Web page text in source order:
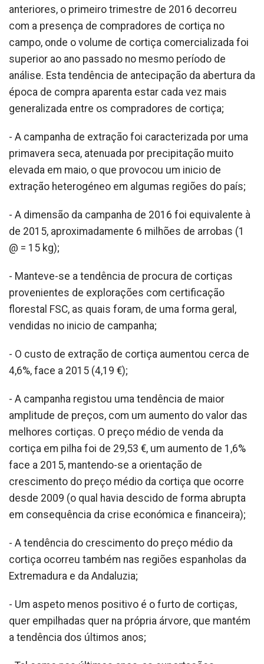
anteriores, o primeiro trimestre de 2016 decorreu
com a presença de compradores de cortiça no
campo, onde o volume de cortiça comercializada foi
superior ao ano passado no mesmo período de
análise. Esta tendência de antecipação da abertura da
época de compra aparenta estar cada vez mais
generalizada entre os compradores de cortiça;
- A campanha de extração foi caracterizada por uma
primavera seca, atenuada por precipitação muito
elevada em maio, o que provocou um inicio de
extração heterogéneo em algumas regiões do país;
- A dimensão da campanha de 2016 foi equivalente à
de 2015, aproximadamente 6 milhões de arrobas (1
@ = 15 kg);
- Manteve-se a tendência de procura de cortiças
provenientes de explorações com certificação
florestal FSC, as quais foram, de uma forma geral,
vendidas no inicio de campanha;
- O custo de extração de cortiça aumentou cerca de
4,6%, face a 2015 (4,19 €);
- A campanha registou uma tendência de maior
amplitude de preços, com um aumento do valor das
melhores cortiças. O preço médio de venda da
cortiça em pilha foi de 29,53 €, um aumento de 1,6%
face a 2015, mantendo-se a orientação de
crescimento do preço médio da cortiça que ocorre
desde 2009 (o qual havia descido de forma abrupta
em consequência da crise económica e financeira);
- A tendência do crescimento do preço médio da
cortiça ocorreu também nas regiões espanholas da
Extremadura e da Andaluzia;
- Um aspeto menos positivo é o furto de cortiças,
quer empilhadas quer na própria árvore, que mantém
a tendência dos últimos anos;